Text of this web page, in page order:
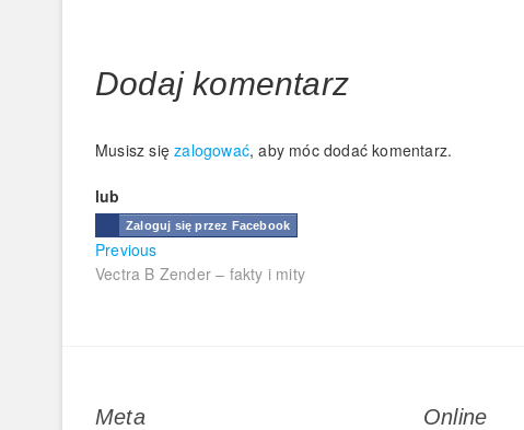
Dodaj komentarz
Musisz sięzalogować, aby móc dodać komentarz.
lub
Zaloguj się przez Facebook
Nawigacja
wpisu
PreviousPrevious
post:
Vectra B Zender – fakty i mity
Meta Online